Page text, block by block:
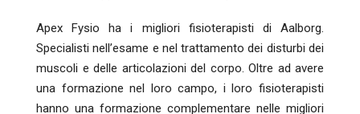
Apex Fysio ha i migliori fisioterapisti di Aalborg.
Specialisti nell’esame e nel trattamento dei disturbi dei
muscoli e delle articolazioni del corpo. Oltre ad avere
una formazione nel loro campo, i loro fisioterapisti
hanno una formazione complementare nelle migliori